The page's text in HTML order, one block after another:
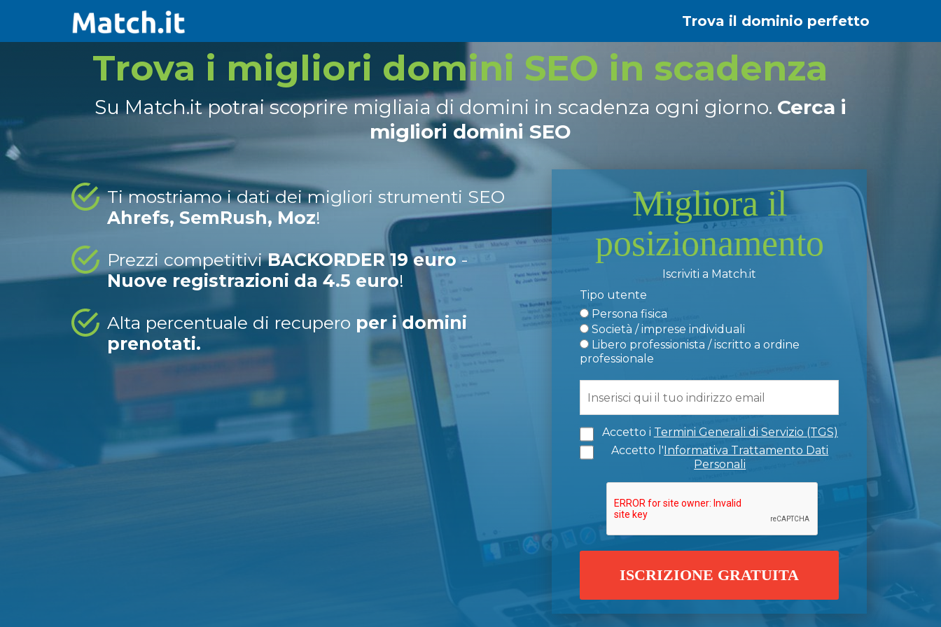
Trova il dominio perfetto
Trova i migliori domini SEO in scadenza
Su Match.it potrai scoprire migliaia di domini in scadenza ogni giorno. Cerca i
migliori domini SEO
Ti mostriamo i dati dei migliori strumenti SEO
Ahrefs, SemRush, Moz!
Prezzi competitiviBACKORDER 19 euro -
Nuove registrazioni da 4.5 euro!
Alta percentuale di recupero per i domini
prenotati.
Migliora il
posizionamento
Iscriviti a Match.it
Tipo utente
Persona fisica
Società / imprese individuali
Libero professionista / iscritto a ordine
professionale
Accetto i Termini Generali di Servizio (TGS)
Accetto l'Informativa Trattamento Dati
Personali